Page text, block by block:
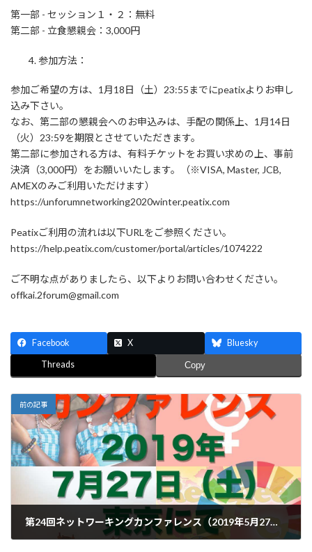
第一部 - セッション１・２：無料
第二部 - 立食懇親会：3,000円
参加方法：
参加ご希望の方は、1月18日（土）23:55までにpeatixよりお申し
込み下さい。
なお、第二部の懇親会へのお申込みは、手配の関係上、1月14日
（火）23:59を期限とさせていただきます。
第二部に参加される方は、有料チケットをお買い求めの上、事前
決済（3,000円）をお願いいたします。（※VISA, Master, JCB,
AMEXのみご利用いただけます）
https://unforumnetworking2020winter.peatix.com
Peatixご利用の流れは以下URLをご参照ください。
https://help.peatix.com/customer/portal/articles/1074222
ご不明な点がありましたら、以下よりお問い合わせください。
offkai.2forum@gmail.com
Facebook X Bluesky
Threads Copy
前の記事
第24回ネットワーキングカンファレンス（2019年5月27日）